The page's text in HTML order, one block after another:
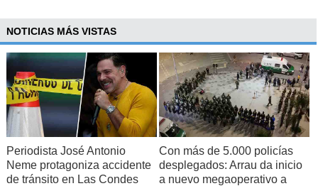
NOTICIAS MÁS VISTAS
Periodista José Antonio
Neme protagoniza accidente
de tránsito en Las Condes
Con más de 5.000 policías
desplegados: Arrau da inicio
a nuevo megaoperativo a